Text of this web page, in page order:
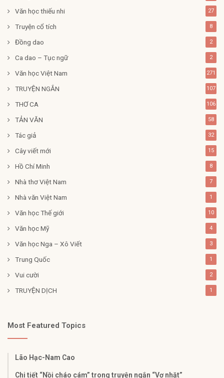
Văn học thiếu nhi 27
Truyện cổ tích 8
Đồng dao 2
Ca dao – Tục ngữ 2
Văn học Việt Nam 271
TRUYỆN NGẮN 107
THƠ CA 106
TẢN VĂN 58
Tác giả 32
Cây viết mới 15
Hồ Chí Minh 8
Nhà thơ Việt Nam 7
Nhà văn Việt Nam 1
Văn học Thế giới 10
Văn học Mỹ 4
Văn học Nga – Xô Viết 3
Trung Quốc 1
Vui cười 2
TRUYỆN DỊCH 1
Most Featured Topics
Lão Hạc-Nam Cao
Chi tiết “Nồi cháo cám” trong truyện ngắn “Vợ nhặt”